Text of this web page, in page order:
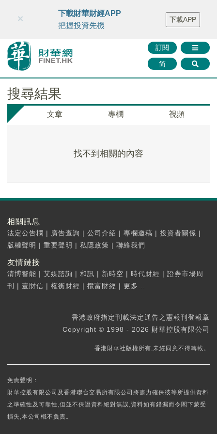
財華智庫網 FINTV FINMETA 財華證券 媒體矩陣
智庫沙龍
聯絡我們
訂閱
简
×
下載財華財經APP
把握投資先機
下載APP
搜尋結果
文章 專欄 視頻
找不到相關的內容
相關訊息
法定公告欄 | 廣告查詢 | 公司介紹 | 專欄邀稿 | 投資者關係 |
版權聲明 | 重要聲明 | 私隱政策 | 聯絡我們
友情鏈接
清博智能 | 艾媒諮詢 | 和訊 | 新時空 | 時代財經 | 證券市場周
刊
| 壹財信 | 權衡財經 | 攬富財經 | 更多...
香港政府指定刊載法定通告之憲報刊登報章
Copyright © 1998 - 2026 財華控股有限公司
香港財華社版權所有,未經同意不得轉載。
免責聲明：
財華控股有限公司及香港聯合交易所有限公司將盡力確保彼等所提供資料
之準確性及可靠性,但並不保證資料絕對無誤,資料如有錯漏而令閣下蒙受
損失,本公司概不負責。